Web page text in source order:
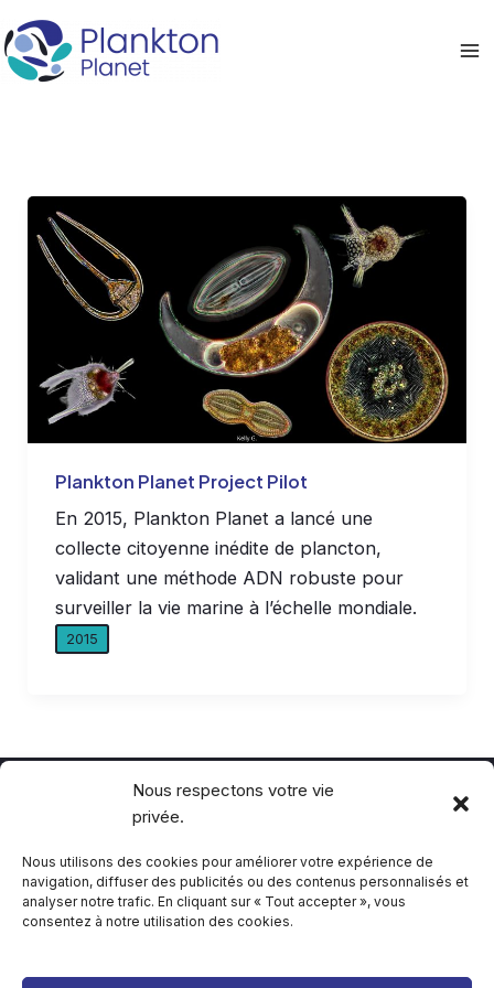
Nous respectons votre vie
privée.
Nous utilisons des cookies pour améliorer votre expérience de
navigation, diffuser des publicités ou des contenus personnalisés et
analyser notre trafic. En cliquant sur « Tout accepter », vous
consentez à notre utilisation des cookies.
au
contenu
Plankton Planet Project Pilot
En 2015, Plankton Planet a lancé une
collecte citoyenne inédite de plancton,
validant une méthode ADN robuste pour
surveiller la vie marine à l’échelle mondiale.
2015
Politique de confidentialité
Politique de cookie